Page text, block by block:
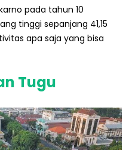
pada tahun 10
tinggi sepanjang 41,15
apa saja yang bisa
Tugu